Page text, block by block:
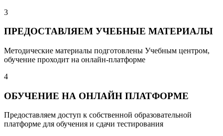
3
ПРЕДОСТАВЛЯЕМ УЧЕБНЫЕ МАТЕРИАЛЫ
Методические материалы подготовлены Учебным центром,
обучение проходит на онлайн-платформе
4
ОБУЧЕНИЕ НА ОНЛАЙН ПЛАТФОРМЕ
Предоставляем доступ к собственной образовательной
платформе для обучения и сдачи тестирования